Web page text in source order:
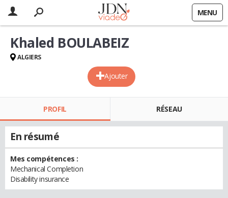
MENU
Ajouter
Khaled BOULABEIZ
ALGIERS
PROFIL RÉSEAU
En résumé
Mes compétences :
Mechanical Completion
Disability insurance